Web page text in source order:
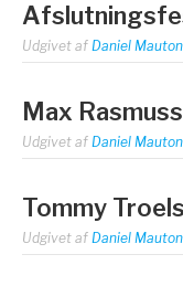
Udgivet af Daniel
Max
Udgivet af Daniel
Tommy
Udgivet af Daniel